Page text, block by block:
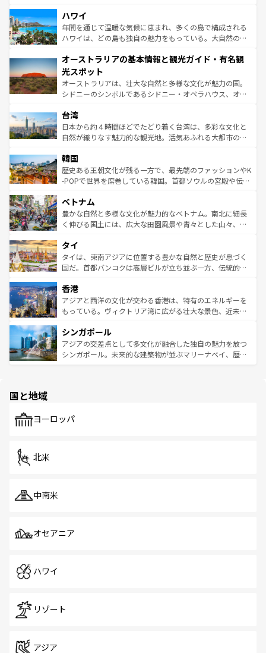
着のスイス情報は
のような巨大都市は、観光、ショッピング、エンターテイ
ンメントが詰まった刺激的なスポットだ。一方、アメリカ
西部には大自然が広がり、グランドキャニオンやイエロー
部のニューオーリンズでは、音楽と美食が融合した独特の
文化が魅力。旅行者はアメリカの各地域で異なる魅力を楽
しみながら、その多様性と豊かな歴史を感じることができ
るだろう。車でのロードトリップや列車の旅も、アメリカ
情報は
ハワイ
年間を通じて温暖な気候に恵まれ、多くの島で構成される
ハワイは、どの島も独自の魅力をもっている。大自然の神
ワイ島は見逃せない。また、定番の観光地といえばオアフ
島だが、静かな自然を求めるならマウイ島やカウアイ島が
おすすめ。エメラルドグリーンに輝く海をはじめ、豊かな
文化や歴史が息づいている。「アロハスピリット」と呼ば
人々、おいしいローカルフードやハワイアンミュージッ
ク、伝統的なフラダンスなど、すべてがハワイの魅力を彩
っている。訪れるたびに新しい発見と感動が待っているハ
はコンテンツ一覧
オーストラリアの基本情報と観光ガイド・有名観
光スポット
オーストラリアは、壮大な自然と多様な文化が魅力の国。
シドニーのシンボルであるシドニー・オペラハウス、オー
リアリーフや大陸中央部にそびえるウルル（エアーズロッ
ク）、タスマニアの美しい原生林やケアンズの熱帯雨林な
ど、見どころがたくさん。また、カフェやワイン、オージ
いる。アクティビティも充実しており、サーフィンやダイ
ビング、ハイキングなど、アウトドア好きにはたまらな
い。オーストラリアの多彩な魅力を存分に味わいつくそ
参照してほしい。
台湾
日本から約４時間ほどでたどり着く台湾は、多彩な文化と
自然が織りなす魅力的な観光地。活気あふれる大都市の台
ン）、静ひつな山岳地帯である台湾東部など、都市の喧騒
と山間の静けさが共存しており、訪れる人に新しい発見と
驚きをもたらしてくれる。また、奥深い台湾の食文化も魅
容にもいいと評判のスイーツなど、バラエティ豊かな料理
が味わえる。 なお、新着の台湾情報は コンテンツ一覧を参
照してほしい。
韓国
歴史ある王朝文化が残る一方で、最先端のファッションやK
-POPで世界を席巻している韓国。首都ソウルの宮殿や伝統
き、地方に足を延ばせば四季折々の自然美を楽しむことが
できる。そして、キムチや焼肉、絶品のストリートフード
まで、さまざまな韓国料理が待っている。夜には、韓国な
リティに包まれながら、韓国の多彩な魅力を心ゆくまで味
わってみてほしい。 なお、新着の韓国情報はコンテンツ一
覧を参照してほしい。
ベトナム
豊かな自然と多様な文化が魅力的なベトナム。南北に細長
く伸びる国土には、広大な田園風景や青々とした山々、世
急速な発展と共に伝統が息づく。ハノイの古い町並みやホ
ーチミン市のフランス統治時代の建物も、独特の雰囲気を
醸し出している。また、バラエティの豊かさとおいしさで
とつ。フォーやバインミー、ベトナムコーヒーなどは、ぜ
ひ現地で味わいたい。どの地域を訪れてもあたたかい人々
が旅行者を迎えてくれるので、きっと忘れられない旅にな
参照してほしい。
タイ
タイは、東南アジアに位置する豊かな自然と歴史が息づく
国だ。首都バンコクは高層ビルが立ち並ぶ一方、伝統的な
の活気が交差している。北部ではチェンマイなどの山岳地
帯で自然と触れ合い、南部ではプーケットやクラビの美し
いビーチでリゾート気分を楽しむことができる。タイ料理
激する。気候は一年中温暖で、どの季節にも異なる楽しみ
が待っている。親しみやすいタイの人々、仏教を中心とし
た文化、そして多様な観光資源が、訪れる旅人を魅了し続
香港
アジアと西洋の文化が交わる香港は、特有のエネルギーを
もっている。ヴィクトリア湾に広がる壮大な景色、近未来
み、どこを訪れても感動するはず。観光スポットが密集し
ており、効率よく見どころを回れるのも魅力。息をのむよ
うな絶景から文化的な体験まで、香港を存分に楽しみ尽く
シンガポール
アジアの交差点として多文化が融合した独自の魅力を放つ
シンガポール。未来的な建築物が並ぶマリーナベイ、歴史
で、ホーカーズは地元の風情を楽しめる外せないスポット
国と地域
ヨーロッパ
北米
中南米
オセアニア
ハワイ
リゾート
アジア